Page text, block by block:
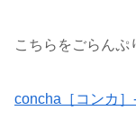
こちらをごらんぷ
concha［コンカ